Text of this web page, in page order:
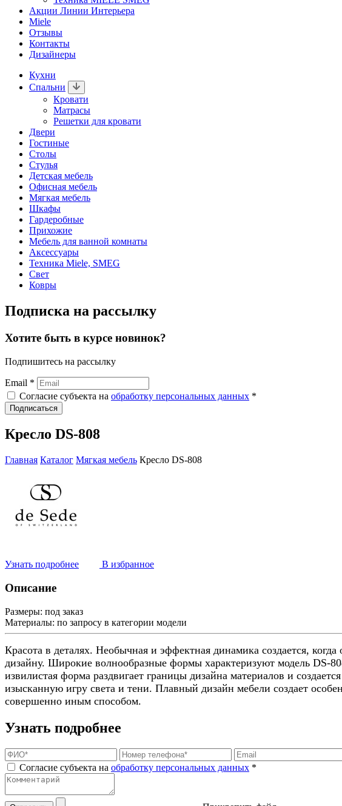
Акции Линии Интерьера
Miele
Отзывы
Контакты
Дизайнеры
Кухни
Спальни
Кровати
Матрасы
Решетки для кровати
Двери
Гостиные
Столы
Стулья
Детская мебель
Офисная мебель
Мягкая мебель
Шкафы
Гардеробные
Прихожие
Мебель для ванной комнаты
Аксессуары
Техника Miele, SMEG
Свет
Ковры
Подписка на рассылку
Хотите быть в курсе новинок?
Подпишитесь на рассылку
Email *
Согласие субъекта на обработку персональных данных *
Подписаться
Кресло DS-808
Главная Каталог Мягкая мебель Кресло DS-808
Узнать подробнее В избранное
Описание
Размеры: под заказ
Материалы: по запросу в категории модели
Красота в деталях. Необычная и эффектная динамика создается,
дизайну. Широкие волнообразные формы характеризуют модель DS-
извилистая форма раздвигает границы дизайна материалов и
изысканную игру света и тени. Плавный дизайн мебели создает
совершенно иным способом.
Узнать подробнее
Согласие субъекта на обработку персональных данных *